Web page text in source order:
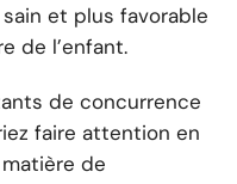
et plus favorable
de l’enfant.
de concurrence
faire attention en
de